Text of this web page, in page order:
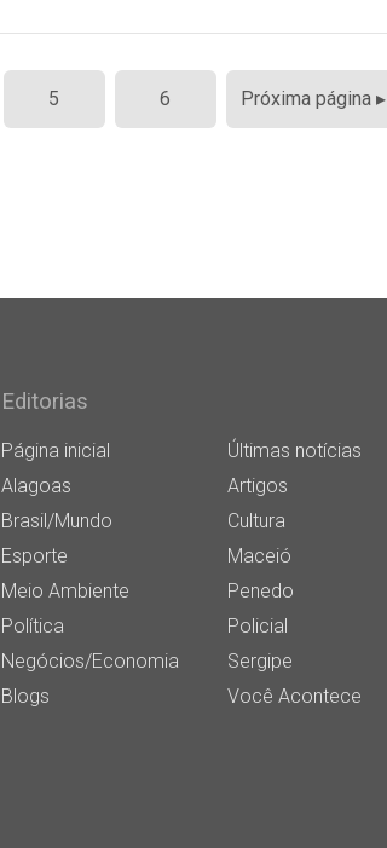
5 6 Próxima página ▸
Editorias
Página inicial
Últimas notícias
Alagoas
Artigos
Brasil/Mundo
Cultura
Esporte
Maceió
Meio Ambiente
Penedo
Política
Policial
Negócios/Economia
Sergipe
Blogs
Você Acontece